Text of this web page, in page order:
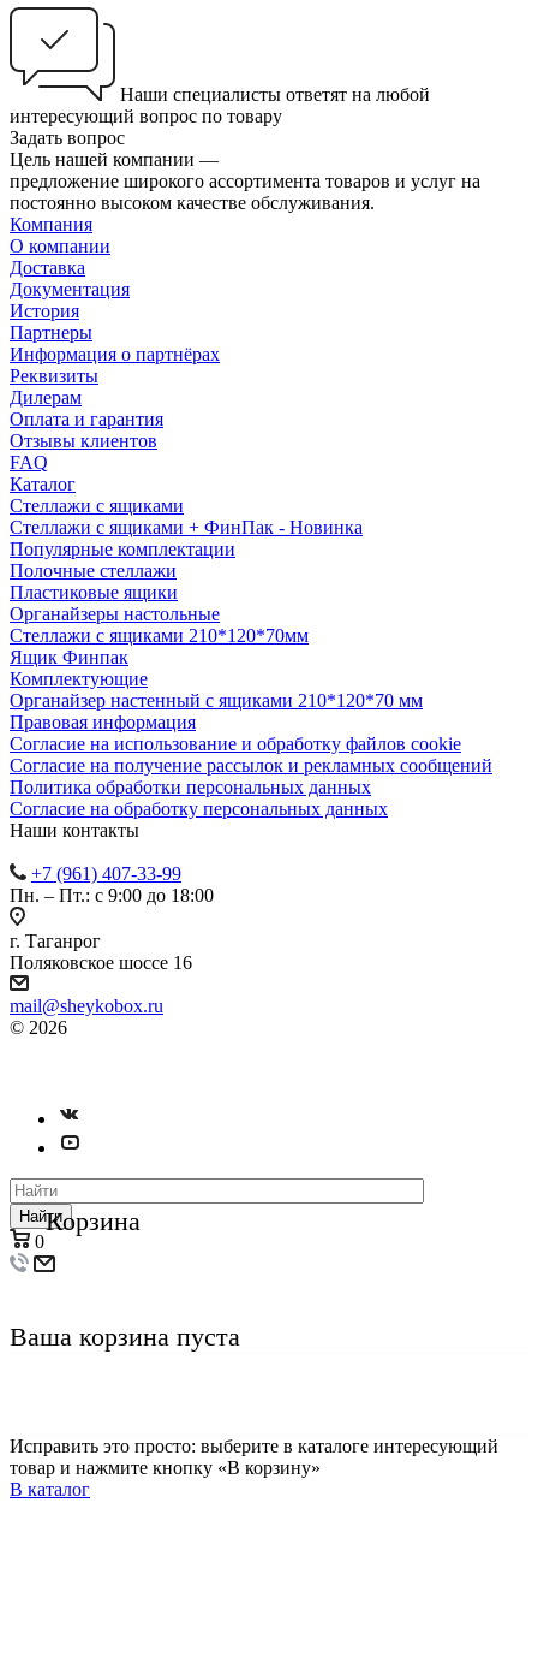
Наши специалисты ответят на любой
интересующий вопрос по товару
Задать вопрос
Цель нашей компании —
предложение широкого ассортимента товаров и услуг на
постоянно высоком качестве обслуживания.
Компания
О компании
Доставка
Документация
История
Партнеры
Информация о партнёрах
Реквизиты
Дилерам
Оплата и гарантия
Отзывы клиентов
FAQ
Каталог
Стеллажи с ящиками
Стеллажи с ящиками + ФинПак - Новинка
Популярные комплектации
Полочные стеллажи
Пластиковые ящики
Органайзеры настольные
Стеллажи с ящиками 210*120*70мм
Ящик Финпак
Комплектующие
Органайзер настенный с ящиками 210*120*70 мм
Правовая информация
Согласие на использование и обработку файлов cookie
Согласие на получение рассылок и рекламных сообщений
Политика обработки персональных данных
Согласие на обработку персональных данных
Наши контакты
+7 (961) 407-33-99
Пн. – Пт.: с 9:00 до 18:00
г. Таганрог
Поляковское шоссе 16
mail@sheykobox.ru
© 2026
Найти
0
Корзина
Ваша корзина пуста
Исправить это просто: выберите в каталоге интересующий
товар и нажмите кнопку «В корзину»
В каталог